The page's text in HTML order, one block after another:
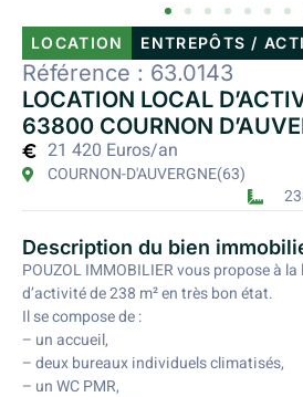
LOCATION ENTREPÔTS /
Référence : 63.0143
LOCATION LOCAL
63800 COURNON
21 420 Euros/an
COURNON-D'AUVERGNE(63)
Description du bien
POUZOL IMMOBILIER vous propose à
d’activité de 238 m² en très bon état.
Il se compose de :
– un accueil,
– deux bureaux individuels climatisés,
– un WC PMR,